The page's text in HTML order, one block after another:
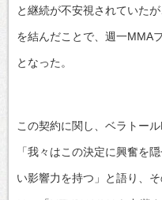
と継続が不安視されていた
を結んだことで、週一MMA
となった。
この契約に関し、ベラトー
「我々はこの決定に興奮を
い影響力を持つ」と語り、